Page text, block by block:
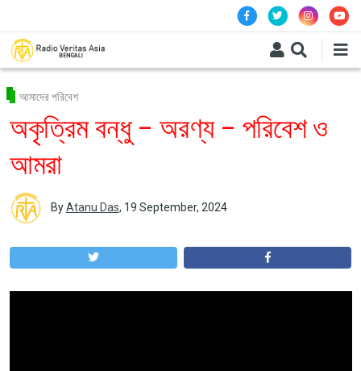
আমাদের পরিবেশ
অকৃত্রিম বন্ধু – অরণ্য – পরিবেশ ও
আমরা
ByAtanu Das, 19 September, 2024